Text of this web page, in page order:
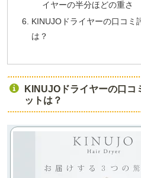
イヤーの半分ほどの重さ
KINUJOドライヤーの口コミ
は？
KINUJOドライヤーの口コ
ットは？